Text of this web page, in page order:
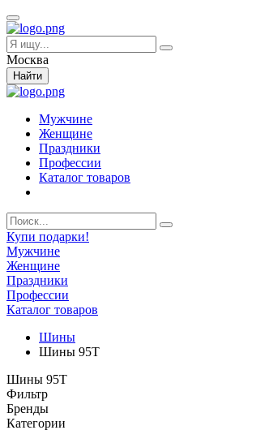
Москва
Найти
Мужчине
Женщине
Праздники
Профессии
Каталог товаров
Купи подарки!
Мужчине
Женщине
Праздники
Профессии
Каталог товаров
Шины
Шины 95T
Шины 95T
Фильтр
Бренды
Категории